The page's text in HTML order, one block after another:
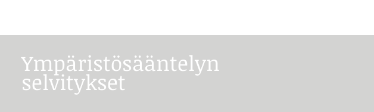
Ympäristösääntelyn
selvitykset